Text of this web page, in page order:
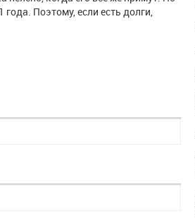
Поэтому, если есть долги,